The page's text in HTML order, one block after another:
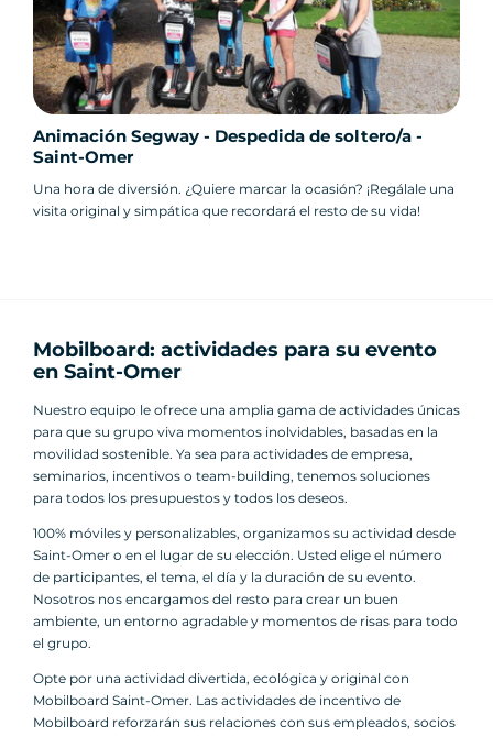
Animación Segway - Despedida de soltero/a -
Saint-Omer
Una hora de diversión. ¿Quiere marcar la ocasión? ¡Regálale una
visita original y simpática que recordará el resto de su vida!
Mobilboard: actividades para su evento
en Saint-Omer
Nuestro equipo le ofrece una amplia gama de actividades únicas
para que su grupo viva momentos inolvidables, basadas en la
movilidad sostenible. Ya sea para actividades de empresa,
seminarios, incentivos o team-building, tenemos soluciones
para todos los presupuestos y todos los deseos.
100% móviles y personalizables, organizamos su actividad desde
Saint-Omer o en el lugar de su elección. Usted elige el número
de participantes, el tema, el día y la duración de su evento.
Nosotros nos encargamos del resto para crear un buen
ambiente, un entorno agradable y momentos de risas para todo
el grupo.
Opte por una actividad divertida, ecológica y original con
Mobilboard Saint-Omer. Las actividades de incentivo de
Mobilboard reforzarán sus relaciones con sus empleados, socios